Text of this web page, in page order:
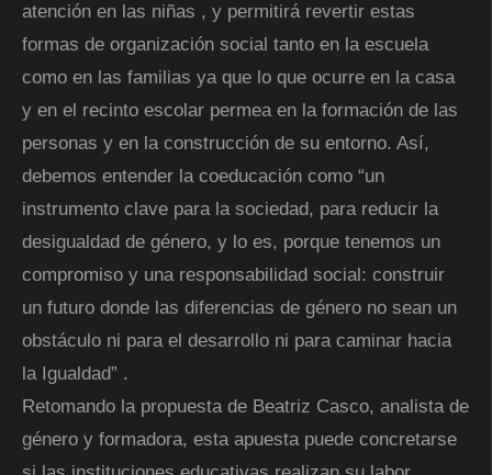
atención en las niñas , y permitirá revertir estas
formas de organización social tanto en la escuela
como en las familias ya que lo que ocurre en la casa
y en el recinto escolar permea en la formación de las
personas y en la construcción de su entorno. Así,
debemos entender la coeducación como “un
instrumento clave para la sociedad, para reducir la
desigualdad de género, y lo es, porque tenemos un
compromiso y una responsabilidad social: construir
un futuro donde las diferencias de género no sean un
obstáculo ni para el desarrollo ni para caminar hacia
la Igualdad” .
Retomando la propuesta de Beatriz Casco, analista de
género y formadora, esta apuesta puede concretarse